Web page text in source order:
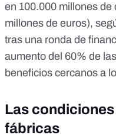
en 100.000 millones
millones de euros),
tras una ronda de
aumento del 60% de
beneficios cercanos a
Las
fábricas